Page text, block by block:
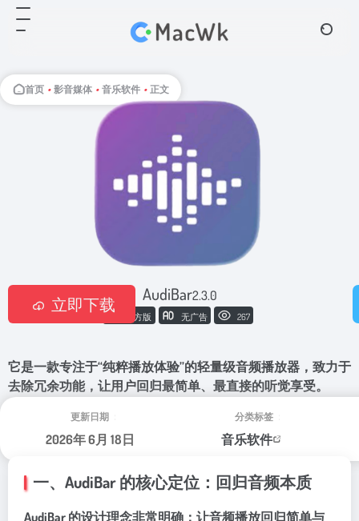
首页 • 影音媒体 • 音乐软件 • 正文
AudiBar2.3.0
官方版 无广告 267
它是一款专注于“纯粹播放体验”的轻量级音频播放器，致力于
去除冗余功能，让用户回归最简单、最直接的听觉享受。
更新日期：
2026年 6月 18日
分类标签：
音乐软件
立即下载
一、AudiBar 的核心定位：回归音频本质
AudiBar 的设计理念非常明确： 让音频播放回归简单与